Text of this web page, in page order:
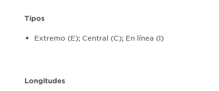
Tipos
Extremo (E); Central (C); En línea (l)
Longitudes